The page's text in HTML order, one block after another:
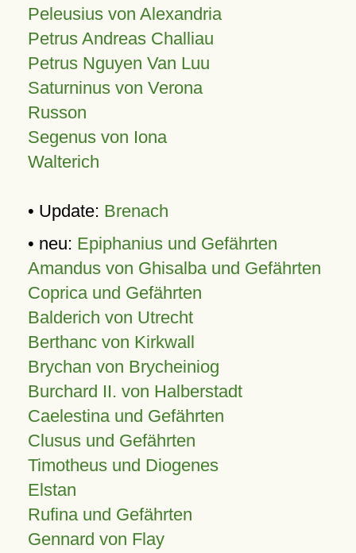
Peleusius von Alexandria
Petrus Andreas Challiau
Petrus Nguyen Van Luu
Saturninus von Verona
Russon
Segenus von Iona
Walterich
• Update: Brenach
• neu: Epiphanius und Gefährten
Amandus von Ghisalba und Gefährten
Coprica und Gefährten
Balderich von Utrecht
Berthanc von Kirkwall
Brychan von Brycheiniog
Burchard II. von Halberstadt
Caelestina und Gefährten
Clusus und Gefährten
Timotheus und Diogenes
Elstan
Rufina und Gefährten
Gennard von Flay